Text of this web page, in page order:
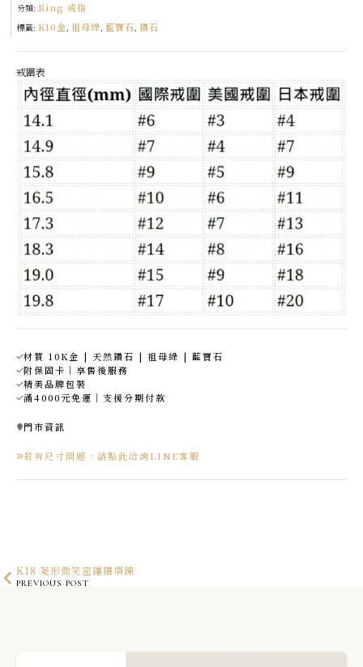
量
分類: Ring 戒指
標籤: K10金, 祖母綠, 藍寶石, 鑽石
戒圍表
材質 10K金 | 天然鑽石 | 祖母綠 | 藍寶石
附保固卡｜享售後服務
精美品牌包裝
滿4000元免運｜支援分期付款
門市資訊
若有尺寸問題，請點此洽詢LINE客服
K18 菱形微笑密鑲鑽項鍊
PREVIOUS POST